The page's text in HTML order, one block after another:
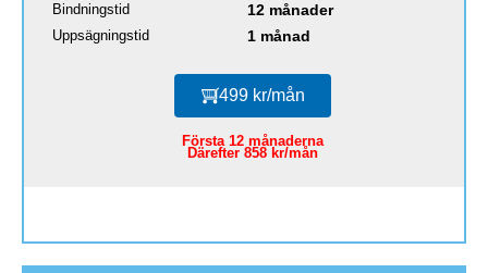
Bindningstid 12 månader
Uppsägningstid 1 månad
499 kr/mån
Första 12 månaderna
Därefter 858 kr/mån